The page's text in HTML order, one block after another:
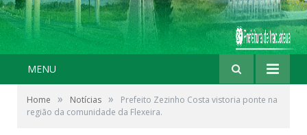
MENU
Home » Notícias »
Prefeito Zezinho Costa vistoria ponte na
região da comunidade da Flexeira.